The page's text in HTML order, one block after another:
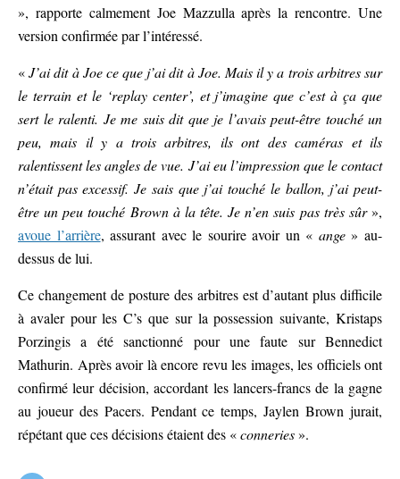
», rapporte calmement Joe Mazzulla après la rencontre. Une
version confirmée par l’intéressé.
«J’ai dit à Joe ce que j’ai dit à Joe. Mais il y a trois arbitres sur
le terrain et le ‘replay center’, et j’imagine que c’est à ça que
sert le ralenti. Je me suis dit que je l’avais peut-être touché un
peu, mais il y a trois arbitres, ils ont des caméras et ils
ralentissent les angles de vue. J’ai eu l’impression que le contact
n’était pas excessif. Je sais que j’ai touché le ballon, j’ai peut-
être un peu touché Brown à la tête. Je n’en suis pas très sûr»,
avoue l’arrière, assurant avec le sourire avoir un « ange» au-
dessus de lui.
Ce changement de posture des arbitres est d’autant plus difficile
à avaler pour les C’s que sur la possession suivante, Kristaps
Porzingis a été sanctionné pour une faute sur Bennedict
Mathurin. Après avoir là encore revu les images, les officiels ont
confirmé leur décision, accordant les lancers-francs de la gagne
au joueur des Pacers. Pendant ce temps, Jaylen Brown jurait,
répétant que ces décisions étaient des «conneries».